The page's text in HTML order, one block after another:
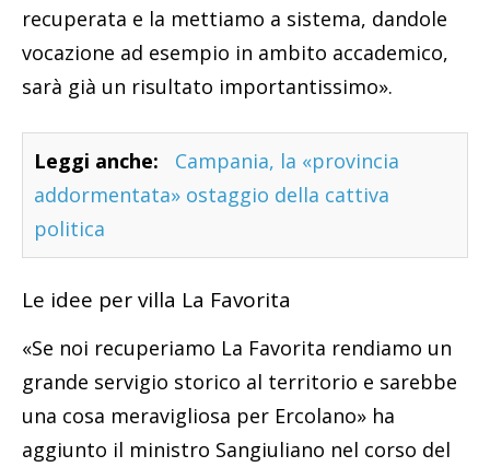
recuperata e la mettiamo a sistema, dandole
vocazione ad esempio in ambito accademico,
sarà già un risultato importantissimo».
Leggi anche:
Campania, la «provincia
addormentata» ostaggio della cattiva
politica
Le idee per villa La Favorita
«Se noi recuperiamo La Favorita rendiamo un
grande servigio storico al territorio e sarebbe
una cosa meravigliosa per Ercolano» ha
aggiunto il ministro Sangiuliano nel corso del